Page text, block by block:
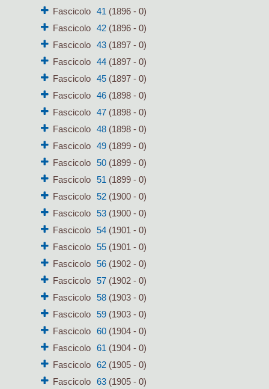
Fascicolo
41 (1896 - 0)
Fascicolo
42(1896 - 0)
Fascicolo
43(1897 - 0)
Fascicolo
44(1897 - 0)
Fascicolo
45(1897 - 0)
Fascicolo
46(1898 - 0)
Fascicolo
47(1898 - 0)
Fascicolo
48(1898 - 0)
Fascicolo
49(1899 - 0)
Fascicolo
50(1899 - 0)
Fascicolo
51 (1899 - 0)
Fascicolo
52(1900 - 0)
Fascicolo
53(1900 - 0)
Fascicolo
54(1901 - 0)
Fascicolo
55(1901 - 0)
Fascicolo
56(1902 - 0)
Fascicolo
57(1902 - 0)
Fascicolo
58(1903 - 0)
Fascicolo
59(1903 - 0)
Fascicolo
60(1904 - 0)
Fascicolo
61 (1904 - 0)
Fascicolo
62(1905 - 0)
Fascicolo
63(1905 - 0)